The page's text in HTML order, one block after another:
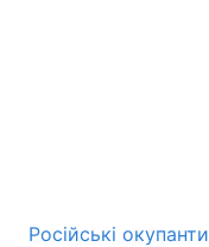
Російські окупанти